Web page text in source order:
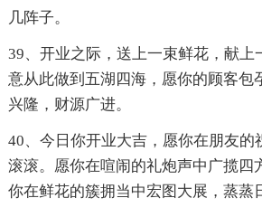
几阵子。
39、开业之际，送上一束鲜花，献上
意从此做到五湖四海，愿你的顾客包
兴隆，财源广进。
40、今日你开业大吉，愿你在朋友的
滚滚。愿你在喧闹的礼炮声中广揽四
你在鲜花的簇拥当中宏图大展，蒸蒸